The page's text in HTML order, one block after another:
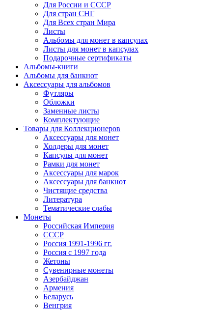
Для России и СССР
Для стран СНГ
Для Всех стран Мира
Листы
Альбомы для монет в капсулах
Листы для монет в капсулах
Подарочные сертификаты
Альбомы-книги
Альбомы для банкнот
Аксессуары для альбомов
Футляры
Обложки
Заменные листы
Комплектующие
Товары для Коллекционеров
Аксессуары для монет
Холдеры для монет
Капсулы для монет
Рамки для монет
Аксессуары для марок
Аксессуары для банкнот
Чистящие средства
Литература
Тематические слабы
Монеты
Российская Империя
СССР
Россия 1991-1996 гг.
Россия с 1997 года
Жетоны
Сувенирные монеты
Азербайджан
Армения
Беларусь
Венгрия